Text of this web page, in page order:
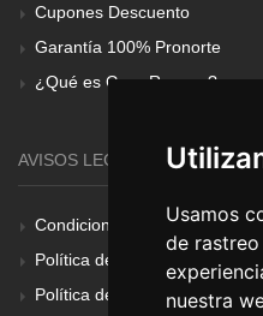
Usamos
de
nuestra
Cupones Descuento
Garantía 100% Pronorte
¿Qué es Gear Renove?
AVISOS LEGALES
Condiciones Generales
Política de Cookies
Política de Privacidad